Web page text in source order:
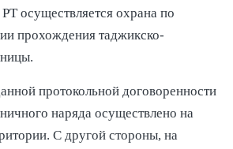
осуществляется охрана по
прохождения таджикско-
протокольной договоренности
наряда осуществлено на
С другой стороны, на